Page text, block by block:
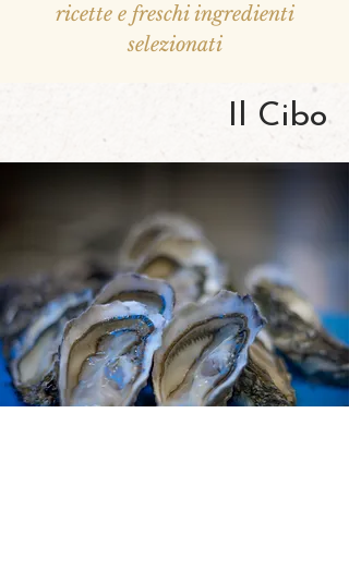
ricette e freschi ingredienti
selezionati
Il Cibo